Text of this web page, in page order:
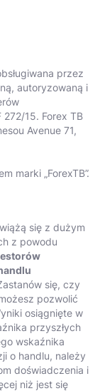
przez
autoryzowaną i
272/15. Forex TB
Avenue 71,
marki „ForexTB”.
się z dużym
z powodu
się, czy
pozwolić
osiągnięte w
przyszłych
wskaźnika
o handlu, należy
doświadczenia i
niż jest się